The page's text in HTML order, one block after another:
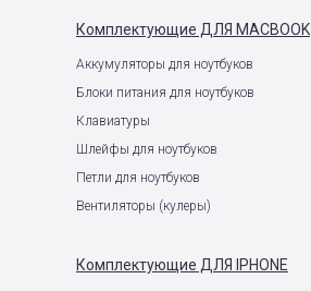
Комплектующие ДЛЯ MACBOOK
Аккумуляторы для ноутбуков
Блоки питания для ноутбуков
Клавиатуры
Шлейфы для ноутбуков
Петли для ноутбуков
Вентиляторы (кулеры)
Комплектующие ДЛЯ IPHONE